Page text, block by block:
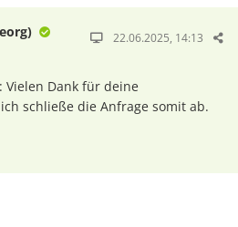
22.06.2025, 14:13
Vielen Dank für deine
schließe die Anfrage somit ab.